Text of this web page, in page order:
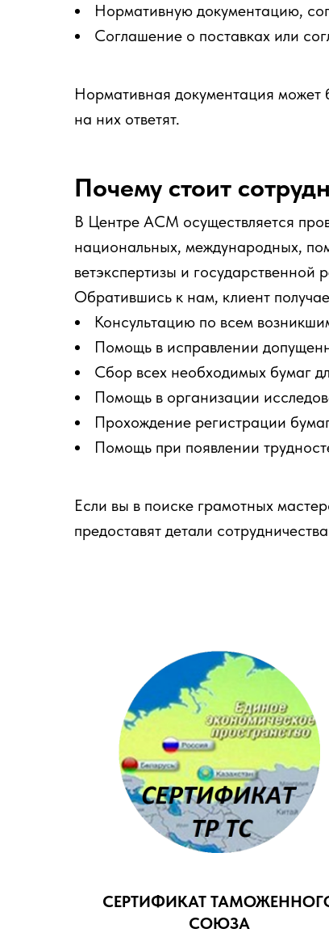
Нормативную документацию,
Соглашение о поставках или
Нормативная документация может
на них ответят.
Почему стоит
В Центре АСМ осуществляется
национальных, международных,
ветэкспертизы и государственной
Обратившись к нам, клиент
Консультацию по всем
Помощь в исправлении
Сбор всех необходимых бумаг
Помощь в организации
Прохождение регистрации
Помощь при появлении
Если вы в поиске грамотных
предоставят детали
СЕРТИФИКАТ
СОЮЗА